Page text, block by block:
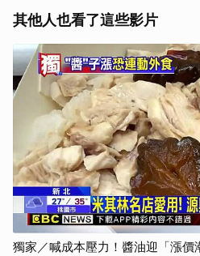
其他人也看了這些影片
獨家／喊成本壓力！醬油迎「漲